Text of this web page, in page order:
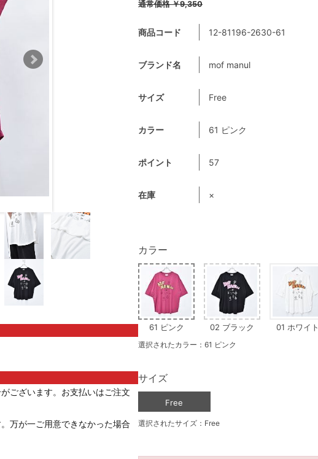
ございます。お支払いはご注文
万が一ご用意できなかった場合
通常価格￥9,350
商品コード 12-81196-2630-61
ブランド名 mof manul
サイズ Free
カラー 61 ピンク
ポイント 57
在庫 ×
カラー
61 ピンク 02 ブラック 01 ホワイト
選択されたカラー：61 ピンク
サイズ
Free
選択されたサイズ：Free